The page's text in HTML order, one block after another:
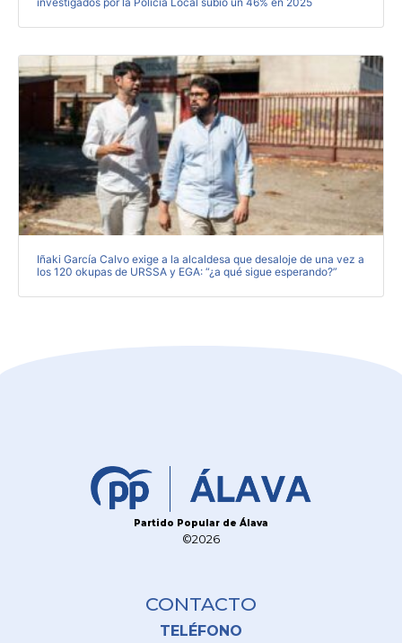
Iñaki García Calvo exige a la alcaldesa que desaloje de una vez a
los 120 okupas de URSSA y EGA: “¿a qué sigue esperando?”
Partido Popular de Álava
©2026
CONTACTO
TELÉFONO